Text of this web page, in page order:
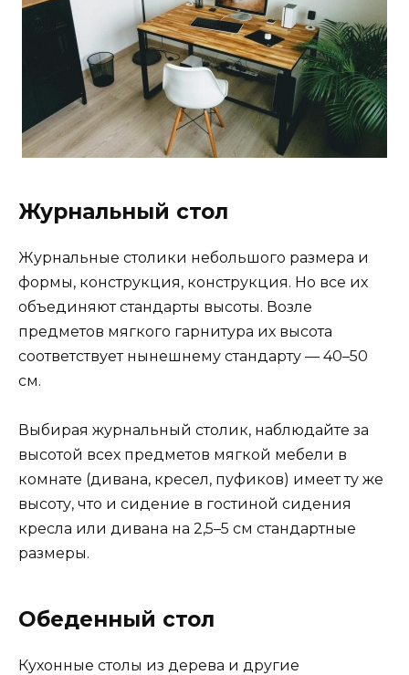
Журнальный стол
Журнальные столики небольшого размера и
формы, конструкция, конструкция. Но все их
объединяют стандарты высоты. Возле
предметов мягкого гарнитура их высота
соответствует нынешнему стандарту — 40–50
см.
Выбирая журнальный столик, наблюдайте за
высотой всех предметов мягкой мебели в
комнате (дивана, кресел, пуфиков) имеет ту же
высоту, что и сидение в гостиной сидения
кресла или дивана на 2,5–5 см стандартные
размеры.
Обеденный стол
Кухонные столы из дерева и другие